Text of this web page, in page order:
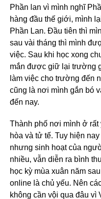
Phần lan vì mình nghĩ
hàng đầu thế giới, mình
Phần Lan. Đầu tiên thì
sau vài tháng thì mình
việc. Sau khi học xong
mắn được giữ lại trường
làm việc cho trường đến
cũng là nơi mình gắn bó
đến nay.
Thành phố nơi mình ở
hòa và tử tế. Tuy hiện
nhưng sinh hoạt của
nhiều, vẫn diễn ra bình
học kỳ mùa xuân năm
online là chủ yếu. Nên
không cần vội qua đâu